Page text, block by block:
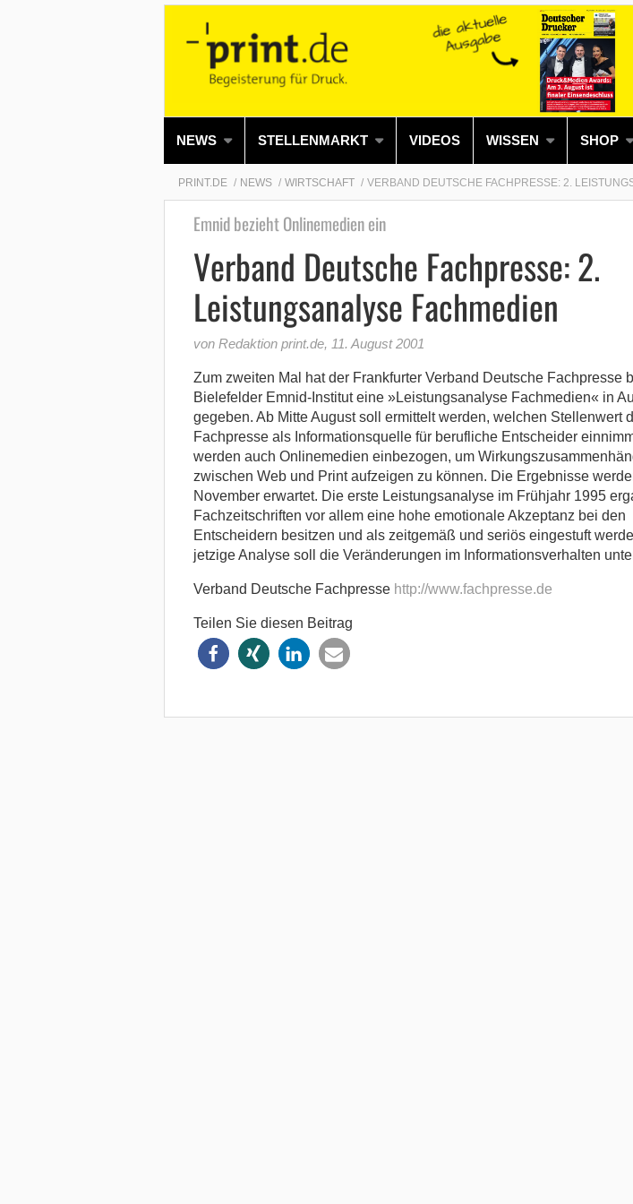
NEWS STELLENMARKT VIDEOS WISSEN SHOP
PRINT.DE NEWS WIRTSCHAFT VERBAND DEUTSCHE FACHPRESSE: 2.
Emnid bezieht Onlinemedien ein
Verband Deutsche Fachpresse: 2.
Leistungsanalyse Fachmedien
von Redaktion print.de, 11. August 2001
Zum zweiten Mal hat der Frankfurter Verband Deutsche Fachpresse
Bielefelder Emnid-Institut eine »Leistungsanalyse Fachmedien« in
gegeben. Ab Mitte August soll ermittelt werden, welchen Stellenwert
Fachpresse als Informationsquelle für berufliche Entscheider
werden auch Onlinemedien einbezogen, um
zwischen Web und Print aufzeigen zu können. Die Ergebnisse
November erwartet. Die erste Leistungsanalyse im Frühjahr 1995
Fachzeitschriften vor allem eine hohe emotionale Akzeptanz bei den
Entscheidern besitzen und als zeitgemäß und seriös eingestuft
jetzige Analyse soll die Veränderungen im Informationsverhalten
Verband Deutsche Fachpresse http://www.fachpresse.de
Teilen Sie diesen Beitrag